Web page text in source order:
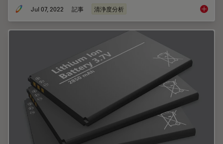
Jul 07, 2022 記事 清浄度分析